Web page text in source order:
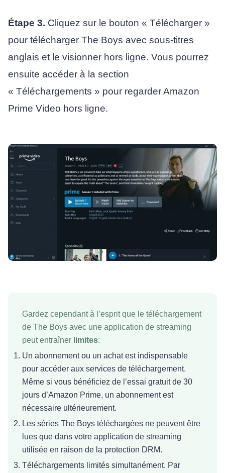
Étape 3. Cliquez sur le bouton « Télécharger »
pour télécharger The Boys avec sous-titres
anglais et le visionner hors ligne. Vous pourrez
ensuite accéder à la section
« Téléchargements » pour regarder Amazon
Prime Video hors ligne.
Gardez cependant à l’esprit que le téléchargement
de The Boys avec une application de streaming
peut entraîner limites:
Un abonnement ou un achat est indispensable
pour accéder aux services de téléchargement.
Même si vous bénéficiez de l’essai gratuit de 30
jours d’Amazon Prime, un abonnement est
nécessaire ultérieurement.
Les séries The Boys téléchargées ne peuvent être
lues que dans votre application de streaming
utilisée en raison de la protection DRM.
Téléchargements limités simultanément. Par